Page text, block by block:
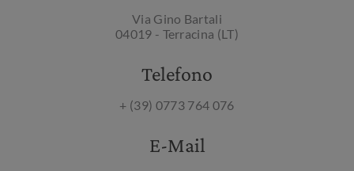
Via Gino Bartali
04019 - Terracina (LT)
Telefono
+ (39) 0773 764 076
E-Mail